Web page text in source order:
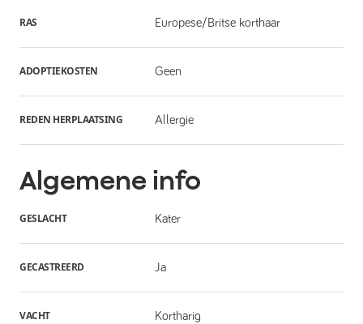
RAS Europese/Britse korthaar
ADOPTIEKOSTEN Geen
REDEN HERPLAATSING Allergie
Algemene info
GESLACHT Kater
GECASTREERD Ja
VACHT Kortharig